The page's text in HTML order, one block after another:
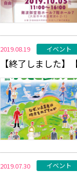
2019.08.19 イベント
【終了しました
2019.07.30 イベント